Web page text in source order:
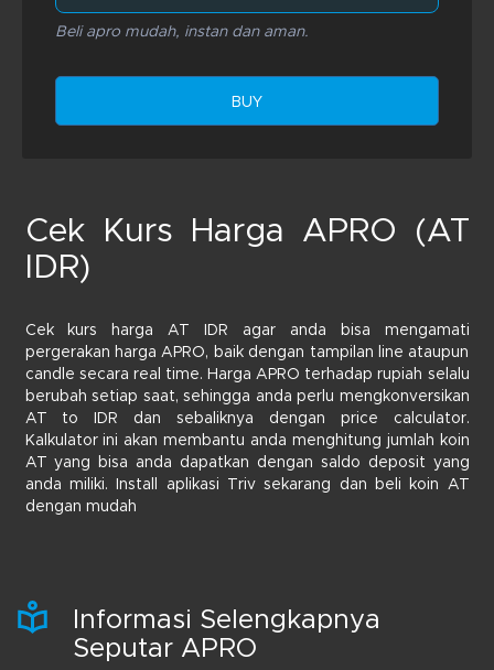
Beli apro mudah, instan dan aman.
BUY
Cek Kurs Harga APRO (AT
IDR)
Cek kurs harga AT IDR agar anda bisa mengamati
pergerakan harga APRO, baik dengan tampilan line ataupun
candle secara real time. Harga APRO terhadap rupiah selalu
berubah setiap saat, sehingga anda perlu mengkonversikan
AT to IDR dan sebaliknya dengan price calculator.
Kalkulator ini akan membantu anda menghitung jumlah koin
AT yang bisa anda dapatkan dengan saldo deposit yang
anda miliki. Install aplikasi Triv sekarang dan beli koin AT
dengan mudah
Informasi Selengkapnya
Seputar APRO